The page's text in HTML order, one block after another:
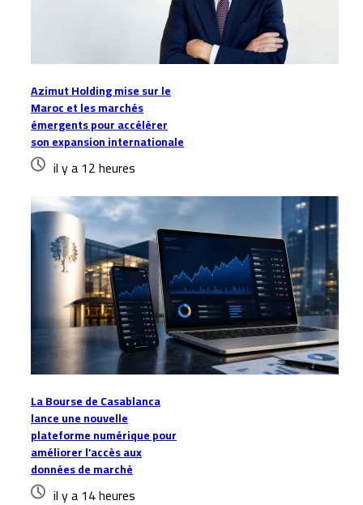
Azimut Holding mise sur le
Maroc et les marchés
émergents pour accélérer
son expansion internationale
il y a 12 heures
La Bourse de Casablanca
lance une nouvelle
plateforme numérique pour
améliorer l’accès aux
données de marché
il y a 14 heures